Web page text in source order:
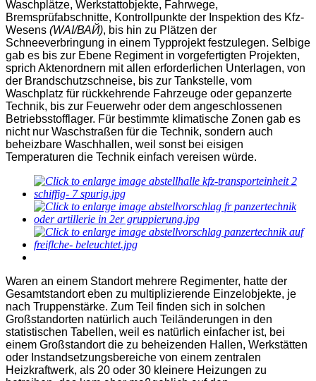
Waschplätze, Werkstattobjekte, Fahrwege,
Bremsprüfabschnitte, Kontrollpunkte der Inspektion des Kfz-
Wesens (WAI/ВАЙ), bis hin zu Plätzen der
Schneeverbringung in einem Typprojekt festzulegen. Selbige
gab es bis zur Ebene Regiment in vorgefertigten Projekten,
sprich Aktenordnern mit allen erforderlichen Unterlagen, von
der Brandschutzschneise, bis zur Tankstelle, vom
Waschplatz für rückkehrende Fahrzeuge oder gepanzerte
Technik, bis zur Feuerwehr oder dem angeschlossenen
Betriebsstofflager. Für bestimmte klimatische Zonen gab es
nicht nur Waschstraßen für die Technik, sondern auch
beheizbare Waschhallen, weil sonst bei eisigen
Temperaturen die Technik einfach vereisen würde.
Waren an einem Standort mehrere Regimenter, hatte der
Gesamtstandort eben zu multiplizierende Einzelobjekte, je
nach Truppenstärke. Zum Teil finden sich in solchen
Großstandorten natürlich auch Teiländerungen in den
statistischen Tabellen, weil es natürlich einfacher ist, bei
einem Großstandort die zu beheizenden Hallen, Werkstätten
oder Instandsetzungsbereiche von einem zentralen
Heizkraftwerk, als 20 oder 30 kleinere Heizungen zu